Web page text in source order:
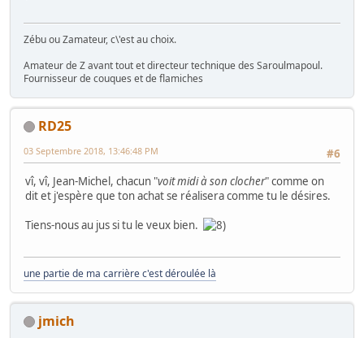
Zébu ou Zamateur, c\'est au choix.
Amateur de Z avant tout et directeur technique des Saroulmapoul.
Fournisseur de couques et de flamiches
RD25
#6
03 Septembre 2018, 13:46:48 PM
vî, vî, Jean-Michel, chacun "voit midi à son clocher" comme on
dit et j'espère que ton achat se réalisera comme tu le désires.
Tiens-nous au jus si tu le veux bien.
une partie de ma carrière c'est déroulée là
jmich